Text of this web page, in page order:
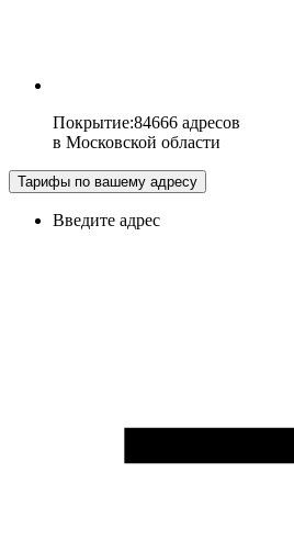
Покрытие:84666 адресов
в Московской области
Тарифы по вашему адресу
Введите адрес